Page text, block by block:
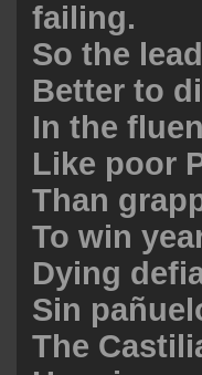
failing.
So the
Better to
In the
Like poor
Than
To win
Dying
Sin
The